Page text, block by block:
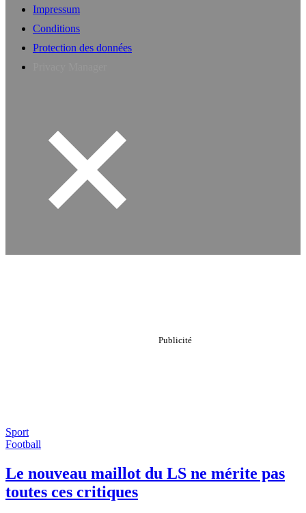
Impressum
Conditions
Protection des données
Sport
Football
Le nouveau maillot du LS ne mérite pas
toutes ces critiques